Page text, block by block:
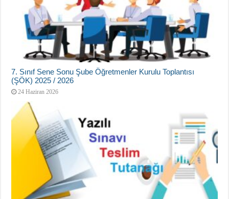
7. Sınıf Sene Sonu Şube Öğretmenler Kurulu Toplantısı
(ŞÖK) 2025 / 2026
24 Haziran 2026